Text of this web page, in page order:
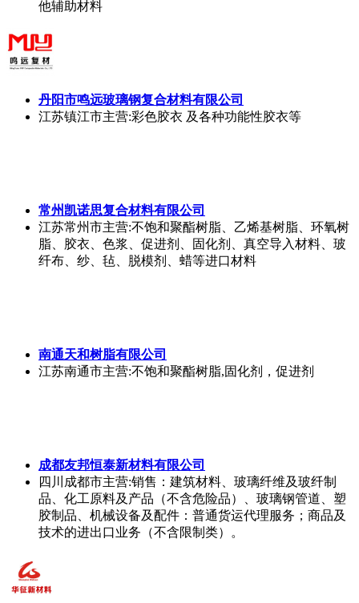
他辅助材料
丹阳市鸣远玻璃钢复合材料有限公司
江苏镇江市主营:彩色胶衣 及各种功能性胶衣等
常州凯诺思复合材料有限公司
江苏常州市主营:不饱和聚酯树脂、乙烯基树脂、环氧树
脂、胶衣、色浆、促进剂、固化剂、真空导入材料、玻
纤布、纱、毡、脱模剂、蜡等进口材料
南通天和树脂有限公司
江苏南通市主营:不饱和聚酯树脂,固化剂，促进剂
成都友邦恒泰新材料有限公司
四川成都市主营:销售：建筑材料、玻璃纤维及玻纤制
品、化工原料及产品（不含危险品）、玻璃钢管道、塑
胶制品、机械设备及配件：普通货运代理服务；商品及
技术的进出口业务（不含限制类）。